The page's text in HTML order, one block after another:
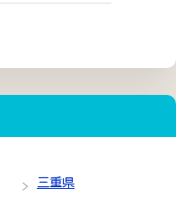
三重県